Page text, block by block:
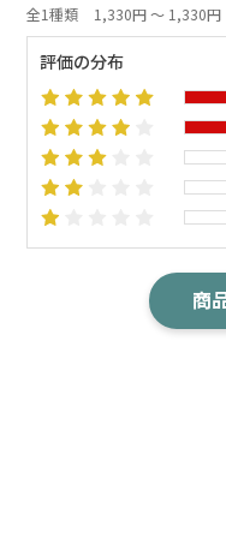
全1種類 1,330円 ～ 1,330円
評価の分布
商